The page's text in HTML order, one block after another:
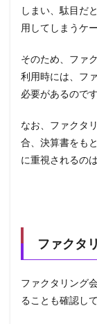
しまい、駄目だ
用してしまうケ
そのため、ファ
利用時には、フ
必要があるのです
なお、ファクタ
合、決算書をも
に重視されるの
ファクタ
ファクタリング
ることも確認し